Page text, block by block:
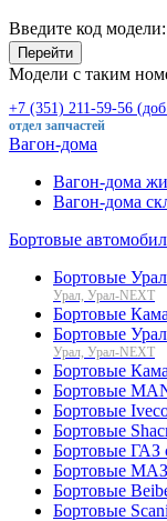
Введите код модели:
Перейти
Модели с таким
+7 (351) 211-59-56
отдел запчастей
Вагон-дома
Вагон-дома
Вагон-дома
Бортовые
Бортовые Урал
Урал, Урал-NEXT
Бортовые
Бортовые
Урал, Урал-NEXT
Бортовые
Бортовые
Бортовые
Бортовые
Бортовые
Бортовые
Бортовые
Бортовые